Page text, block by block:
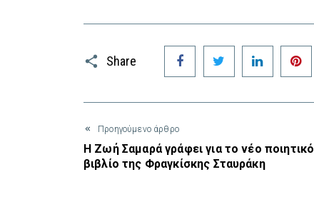
Share
Facebook Twitter LinkedIn
Προηγούμενο άρθρο
Η Ζωή Σαμαρά γράφει για το νέο ποιητικό
βιβλίο της Φραγκίσκης Σταυράκη